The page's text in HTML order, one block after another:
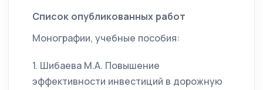
Список опубликованных работ
Монографии, учебные пособия:
1. Шибаева М.А. Повышение
эффективности инвестиций в дорожную